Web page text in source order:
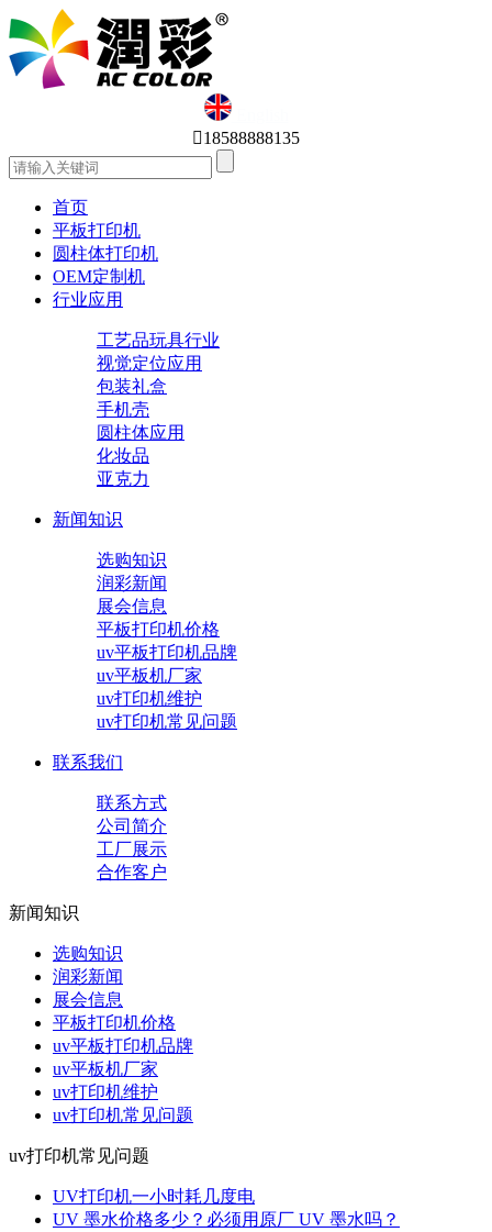
English
18588888135
首页
平板打印机
圆柱体打印机
OEM定制机
行业应用
工艺品玩具行业
视觉定位应用
包装礼盒
手机壳
圆柱体应用
化妆品
亚克力
新闻知识
选购知识
润彩新闻
展会信息
平板打印机价格
uv平板打印机品牌
uv平板机厂家
uv打印机维护
uv打印机常见问题
联系我们
联系方式
公司简介
工厂展示
合作客户
新闻知识
选购知识
润彩新闻
展会信息
平板打印机价格
uv平板打印机品牌
uv平板机厂家
uv打印机维护
uv打印机常见问题
uv打印机常见问题
UV打印机一小时耗几度电
UV 墨水价格多少？必须用原厂 UV 墨水吗？